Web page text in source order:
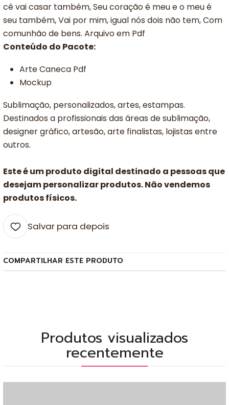
cê vai casar também, Seu coração é meu e o meu é
seu também, Vai por mim, igual nós dois não tem, Com
comunhão de bens. Arquivo em Pdf
Conteúdo do Pacote:
Arte Caneca Pdf
Mockup
Sublimação, personalizados, artes, estampas.
Destinados a profissionais das áreas de sublimação,
designer gráfico, artesão, arte finalistas, lojistas entre
outros.
Este é um produto digital destinado a pessoas que
desejam personalizar produtos. Não vendemos
produtos físicos.
Salvar para depois
COMPARTILHAR ESTE PRODUTO
Produtos visualizados
recentemente